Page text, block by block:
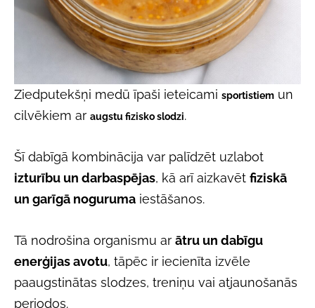
Ziedputekšņi medū īpaši ieteicami sportistiem un
cilvēkiem ar augstu fizisko slodzi.
Šī dabīgā kombinācija var palīdzēt uzlabot
izturību un darbaspējas, kā arī aizkavēt fiziskā
un garīgā noguruma iestāšanos.
Tā nodrošina organismu ar ātru un dabīgu
enerģijas avotu, tāpēc ir iecienīta izvēle
paaugstinātas slodzes, treniņu vai atjaunošanās
periodos.